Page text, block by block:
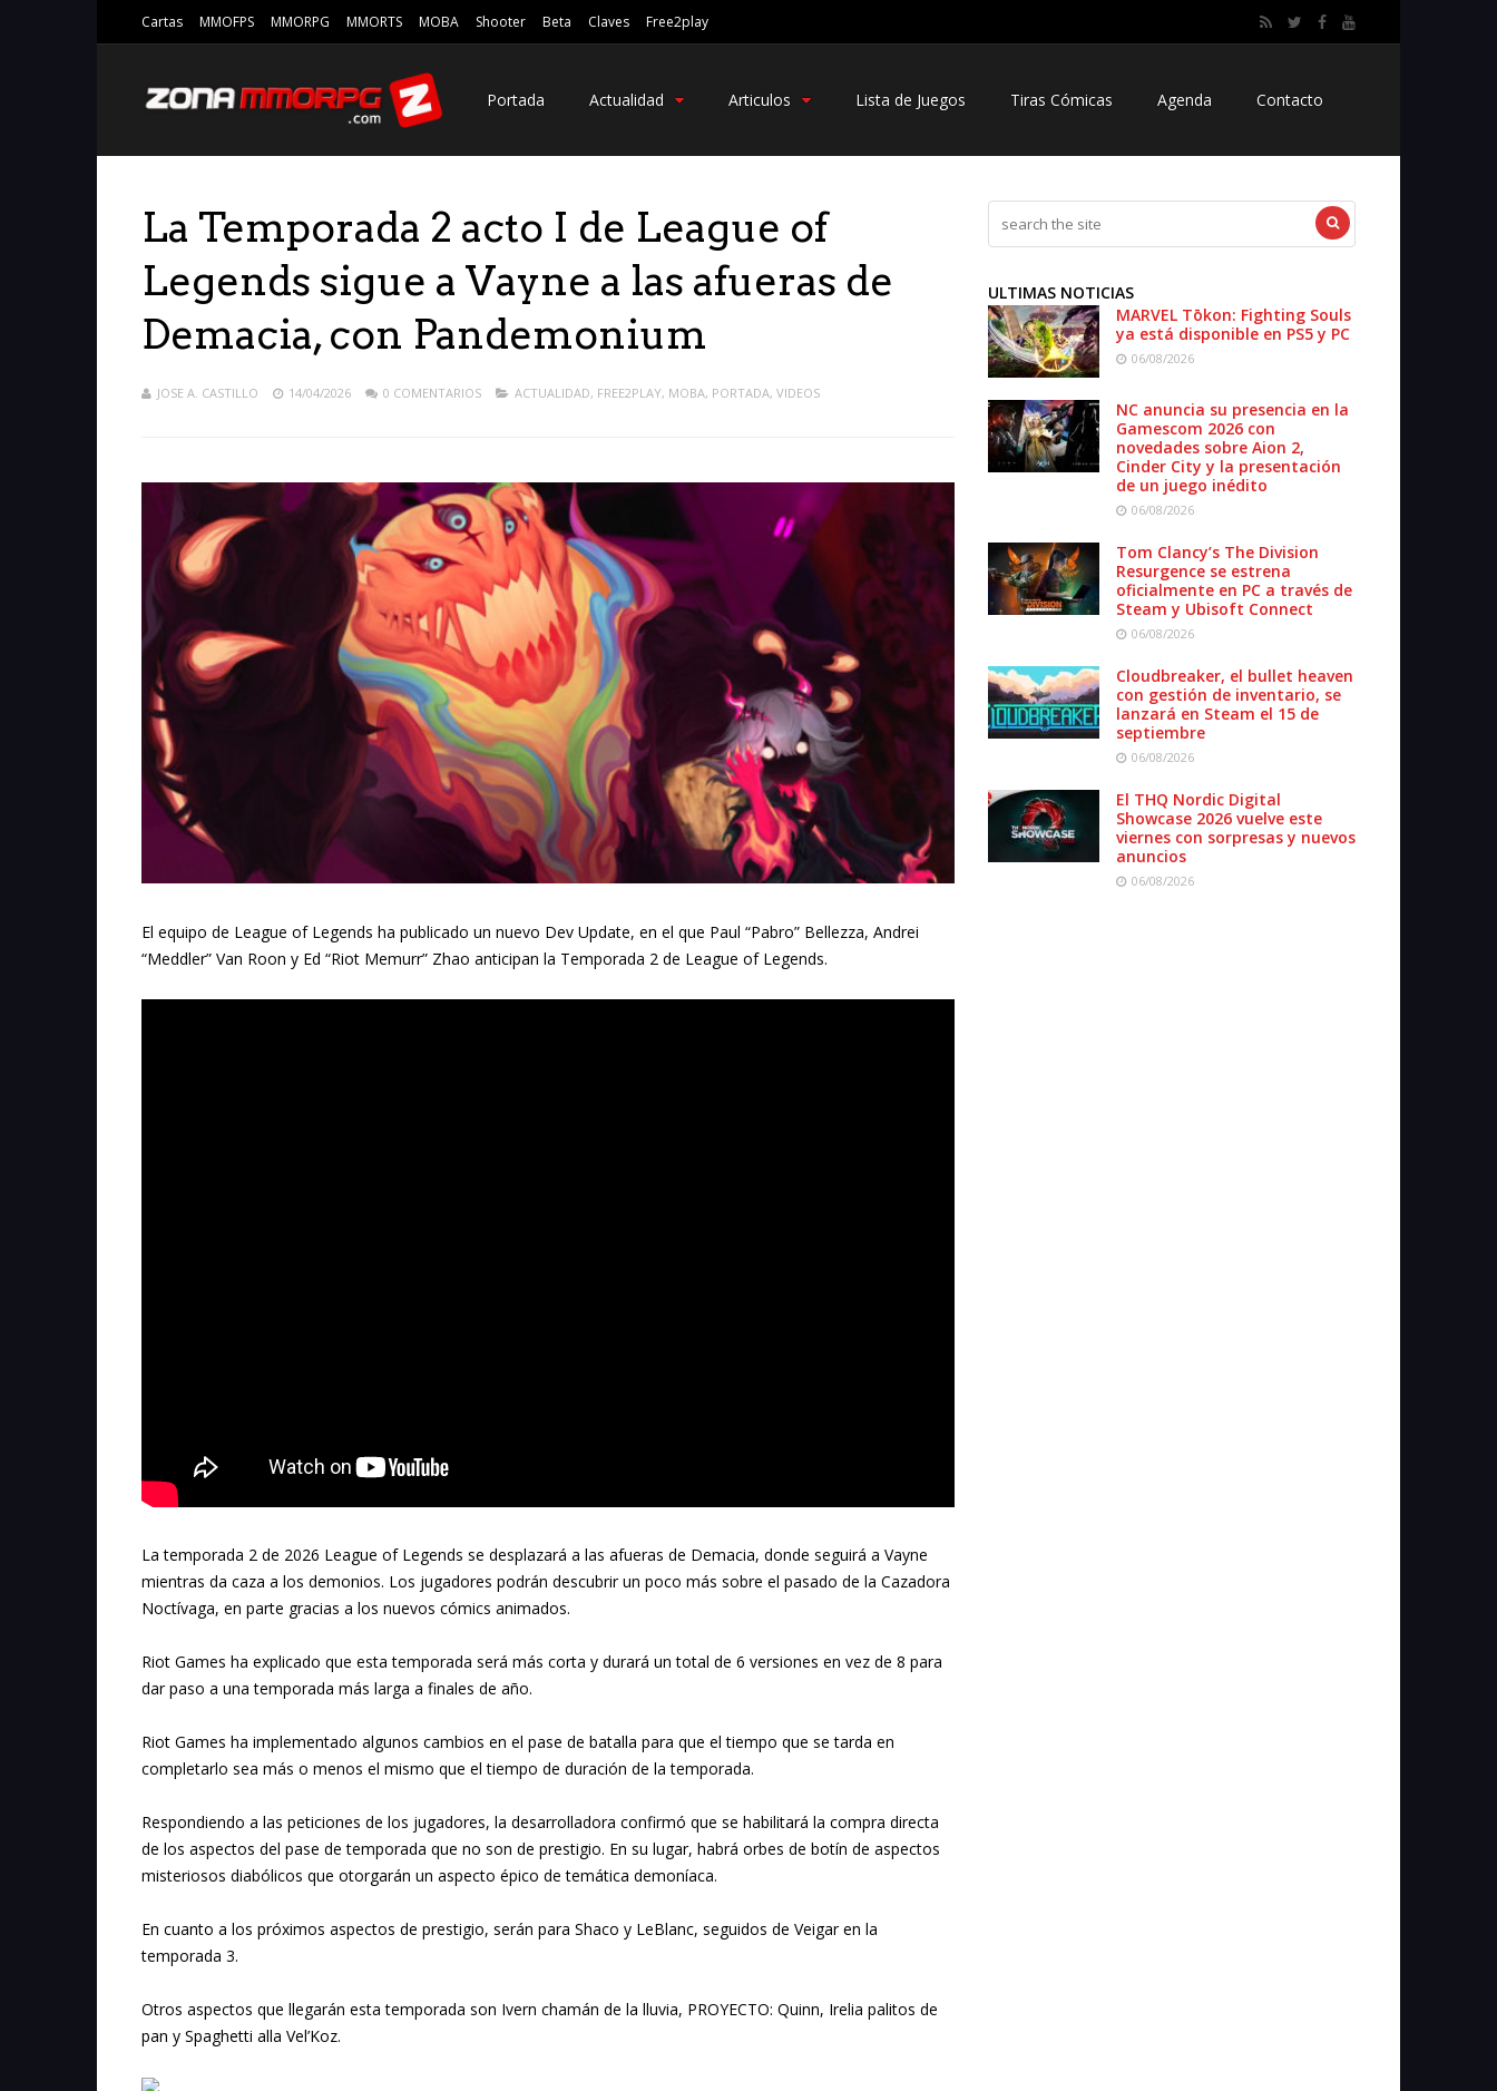
Cartas MMOFPS MMORPG MMORTS MOBA Shooter Beta Claves Free2play
Portada Actualidad Articulos Lista de Juegos Tiras Cómicas Agenda Contacto
La Temporada 2 acto I de League of
Legends sigue a Vayne a las afueras de
Demacia, con Pandemonium
JOSE A. CASTILLO 14/04/2026 0 COMENTARIOS ACTUALIDAD, FREE2PLAY, MOBA, PORTADA, VIDEOS
El equipo de League of Legends ha publicado un nuevo Dev Update, en el que Paul “Pabro” Bellezza, Andrei
“Meddler” Van Roon y Ed “Riot Memurr” Zhao anticipan la Temporada 2 de League of Legends.
La temporada 2 de 2026 League of Legends se desplazará a las afueras de Demacia, donde seguirá a Vayne
mientras da caza a los demonios. Los jugadores podrán descubrir un poco más sobre el pasado de la Cazadora
Noctívaga, en parte gracias a los nuevos cómics animados.
Riot Games ha explicado que esta temporada será más corta y durará un total de 6 versiones en vez de 8 para
dar paso a una temporada más larga a finales de año.
Riot Games ha implementado algunos cambios en el pase de batalla para que el tiempo que se tarda en
completarlo sea más o menos el mismo que el tiempo de duración de la temporada.
Respondiendo a las peticiones de los jugadores, la desarrolladora confirmó que se habilitará la compra directa
de los aspectos del pase de temporada que no son de prestigio. En su lugar, habrá orbes de botín de aspectos
misteriosos diabólicos que otorgarán un aspecto épico de temática demoníaca.
En cuanto a los próximos aspectos de prestigio, serán para Shaco y LeBlanc, seguidos de Veigar en la
temporada 3.
Otros aspectos que llegarán esta temporada son Ivern chamán de la lluvia, PROYECTO: Quinn, Irelia palitos de
pan y Spaghetti alla Vel’Koz.
ULTIMAS NOTICIAS
MARVEL Tōkon: Fighting Souls
ya está disponible en PS5 y PC
06/08/2026
NC anuncia su presencia en la
Gamescom 2026 con
novedades sobre Aion 2,
Cinder City y la presentación
de un juego inédito
06/08/2026
Tom Clancy’s The Division
Resurgence se estrena
oficialmente en PC a través de
Steam y Ubisoft Connect
06/08/2026
Cloudbreaker, el bullet heaven
con gestión de inventario, se
lanzará en Steam el 15 de
septiembre
06/08/2026
El THQ Nordic Digital
Showcase 2026 vuelve este
viernes con sorpresas y nuevos
anuncios
06/08/2026